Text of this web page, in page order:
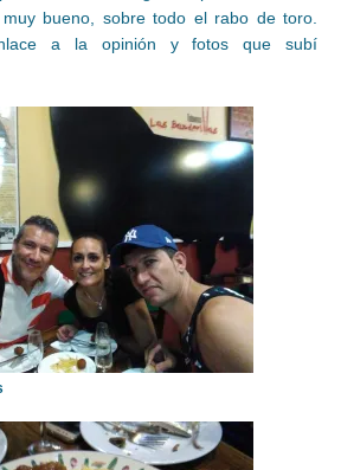
bueno, sobre todo el rabo de toro.
a la opinión y fotos que subí